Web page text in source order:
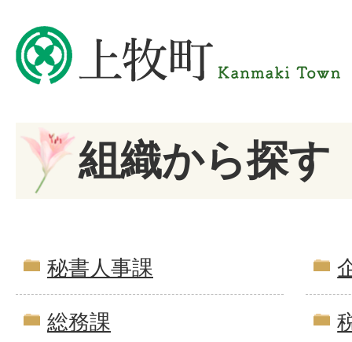
組織から探す
秘書人事課
総務課